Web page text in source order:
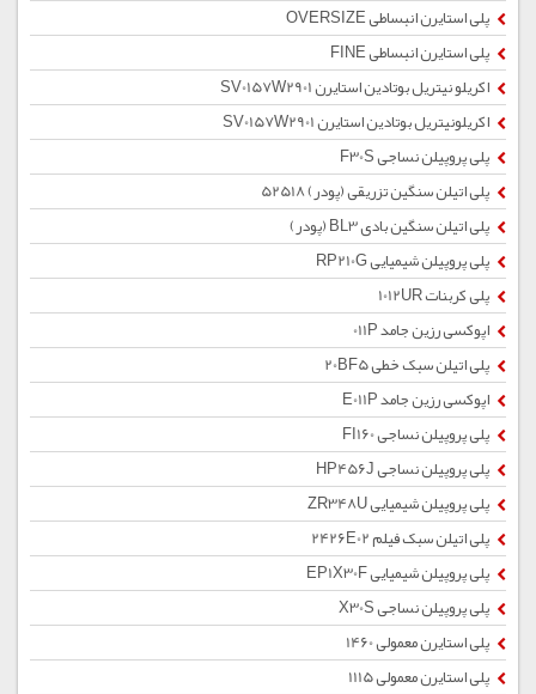
پلی استایرن انبساطی OVERSIZE
پلی استایرن انبساطی FINE
اکریلو نیتریل بوتادین استایرن SV0157W2901
اکریلونیتریل بوتادین استایرن SV0157W2901
پلی پروپیلن نساجی F30S
پلی اتیلن سنگین تزریقی (پودر) 52518
پلی اتیلن سنگین بادی BL3 (پودر)
پلی پروپیلن شیمیایی RP210G
پلی کربنات 1012UR
اپوکسی رزین جامد 011P
پلی اتیلن سبک خطی 20BF5
اپوکسی رزین جامد E011P
پلی پروپیلن نساجی FI160
پلی پروپیلن نساجی HP456J
پلی پروپیلن شیمیایی ZR348U
پلی اتیلن سبک فیلم 2426E02
پلی پروپیلن شیمیایی EP1X30F
پلی پروپیلن نساجی X30S
پلی استایرن معمولی 1460
پلی استایرن معمولی 1115